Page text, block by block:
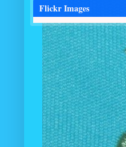
Flickr Images